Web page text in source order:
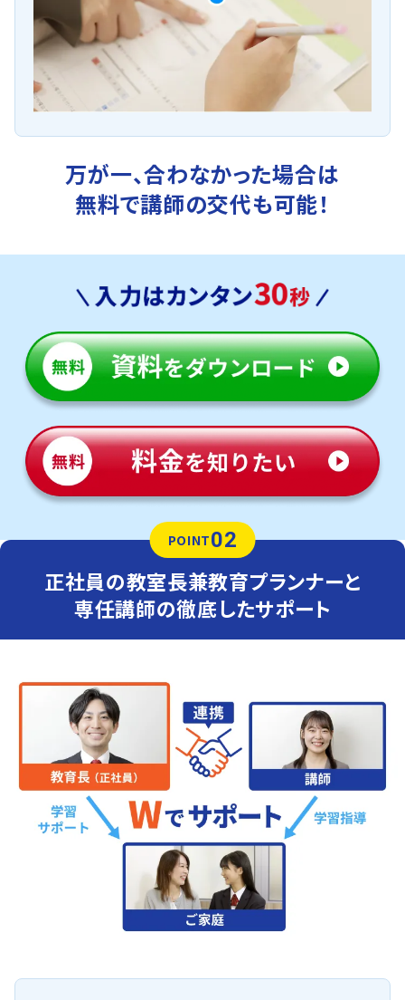
万が一、合わなかった場合は
無料で講師の交代も可能！
POINT02
正社員の教室長兼教育プランナーと
専任講師の徹底したサポート